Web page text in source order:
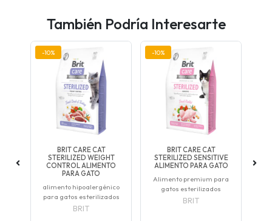
También Podría Interesarte
-10%
BRIT CARE CAT
STERILIZED WEIGHT
CONTROL ALIMENTO
PARA GATO
alimento hipoalergénico
para gatos esterilizados
BRIT
-10%
BRIT CARE CAT
STERILIZED SENSITIVE
ALIMENTO PARA GATO
Alimento premium para
gatos esterilizados
BRIT